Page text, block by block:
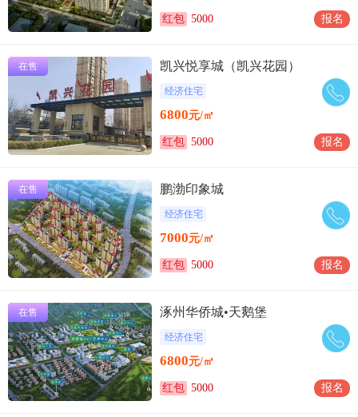
红包 5000 报名
在售 凯兴悦享城（凯兴花园）
经济住宅
6800元/㎡
红包 5000 报名
在售 鹏渤印象城
经济住宅
7000元/㎡
红包 5000 报名
在售 涿州华侨城•天鹅堡
经济住宅
6800元/㎡
红包 5000 报名